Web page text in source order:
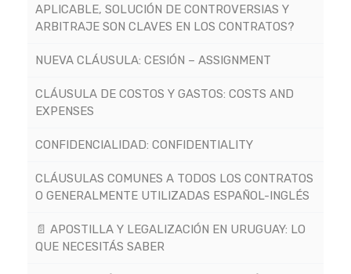
APLICABLE, SOLUCIÓN DE CONTROVERSIAS Y
ARBITRAJE SON CLAVES EN LOS CONTRATOS?
NUEVA CLÁUSULA: CESIÓN – ASSIGNMENT
CLÁUSULA DE COSTOS Y GASTOS: COSTS AND
EXPENSES
CONFIDENCIALIDAD: CONFIDENTIALITY
CLÁUSULAS COMUNES A TODOS LOS CONTRATOS
O GENERALMENTE UTILIZADAS ESPAÑOL-INGLÉS
📄 APOSTILLA Y LEGALIZACIÓN EN URUGUAY: LO
QUE NECESITÁS SABER